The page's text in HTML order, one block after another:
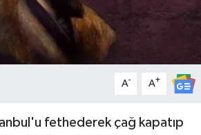
A- A+
fethederek çağ kapatıp